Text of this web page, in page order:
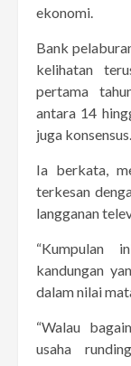
ekonomi.
Bank
kelihatan
pertama
antara 14
juga konsensus.
Ia berkata,
terkesan
langganan
“Kumpulan
kandungan
dalam nilai
“Walau
usaha